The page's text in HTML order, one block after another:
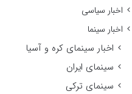
اخبار سیاسی
اخبار سینما
اخبار سینمای کره و آسیا
سینمای ایران
سینمای ترکی